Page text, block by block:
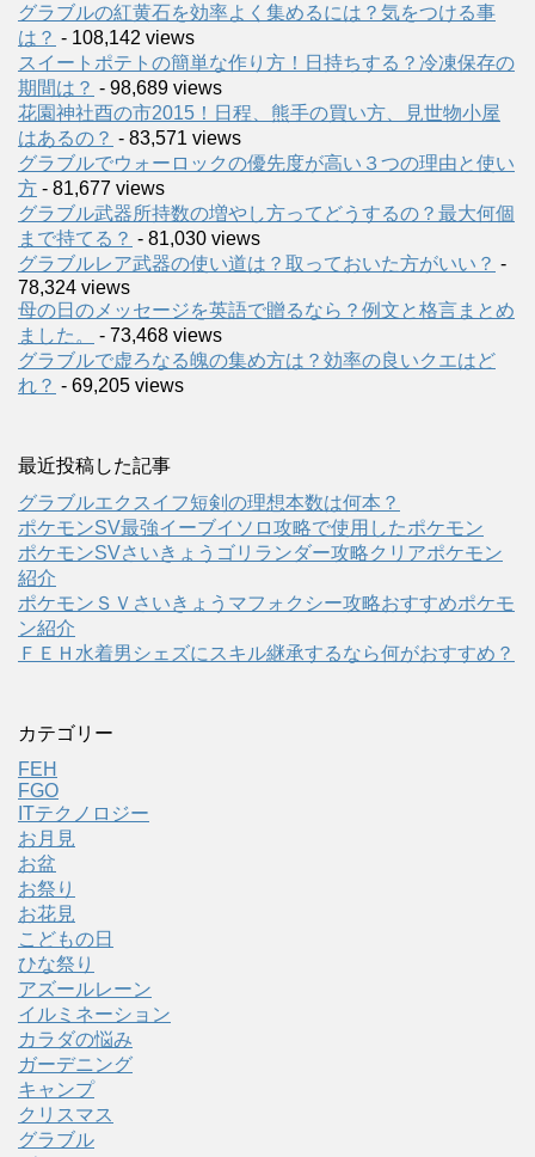
グラブルの紅黄石を効率よく集めるには？気をつける事
は？ - 108,142 views
スイートポテトの簡単な作り方！日持ちする？冷凍保存の
期間は？ - 98,689 views
花園神社酉の市2015！日程、熊手の買い方、見世物小屋
はあるの？ - 83,571 views
グラブルでウォーロックの優先度が高い３つの理由と使い
方 - 81,677 views
グラブル武器所持数の増やし方ってどうするの？最大何個
まで持てる？ - 81,030 views
グラブルレア武器の使い道は？取っておいた方がいい？ -
78,324 views
母の日のメッセージを英語で贈るなら？例文と格言まとめ
ました。
- 73,468 views
グラブルで虚ろなる魄の集め方は？効率の良いクエはど
れ？ - 69,205 views
最近投稿した記事
グラブルエクスイフ短剣の理想本数は何本？
ポケモンSV最強イーブイソロ攻略で使用したポケモン
ポケモンSVさいきょうゴリランダー攻略クリアポケモン
紹介
ポケモンＳＶさいきょうマフォクシー攻略おすすめポケモ
ン紹介
ＦＥＨ水着男シェズにスキル継承するなら何がおすすめ？
カテゴリー
FEH
FGO
ITテクノロジー
お月見
お盆
お祭り
お花見
こどもの日
ひな祭り
アズールレーン
イルミネーション
カラダの悩み
ガーデニング
キャンプ
クリスマス
グラブル